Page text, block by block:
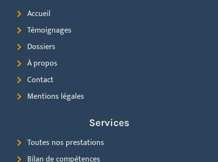
Accueil
Témoignages
Dossiers
À propos
Contact
Mentions légales
Services
Toutes nos prestations
Bilan de compétences